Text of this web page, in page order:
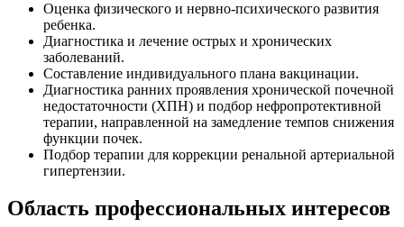
Оценка физического и нервно-психического развития
ребенка.
Диагностика и лечение острых и хронических
заболеваний.
Составление индивидуального плана вакцинации.
Диагностика ранних проявления хронической почечной
недостаточности (ХПН) и подбор нефропротективной
терапии, направленной на замедление темпов снижения
функции почек.
Подбор терапии для коррекции ренальной артериальной
гипертензии.
Область профессиональных интересов